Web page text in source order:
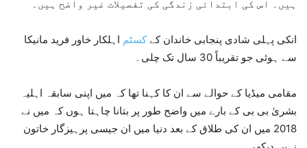
ہیں۔ اس کی ابتدائی زندگی کی تفصیلات غیر واضح ہیں۔
انکی پہلی شادی پنجابی خاندان کے کسٹم اہلکار خاور فرید مانیکا
سے ہوئی جو تقریباً 30 سال تک چلی۔
مقامی میڈیا کے حوالے سے ان کا کہنا تھا کہ میں اپنی سابقہ اہلیہ
بشریٰ بی بی کے بارے میں واضح طور پر بتانا چاہتا ہوں کہ میں نے
2018 میں ان کی طلاق کے بعد دنیا میں ان جیسی پرہیزگار خاتون